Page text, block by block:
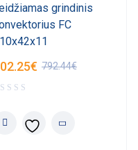
grindinis
FC
792.44€
€